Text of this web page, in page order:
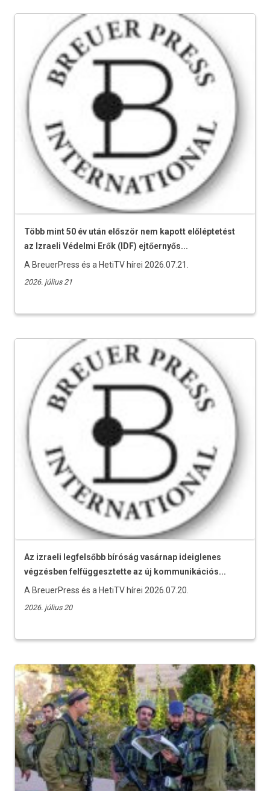
Több mint 50 év után először nem kapott előléptetést
az Izraeli Védelmi Erők (IDF) ejtőernyős...
A BreuerPress és a HetiTV hírei 2026.07.21.
2026. július 21
Az izraeli legfelsőbb bíróság vasárnap ideiglenes
végzésben felfüggesztette az új kommunikációs...
A BreuerPress és a HetiTV hírei 2026.07.20.
2026. július 20